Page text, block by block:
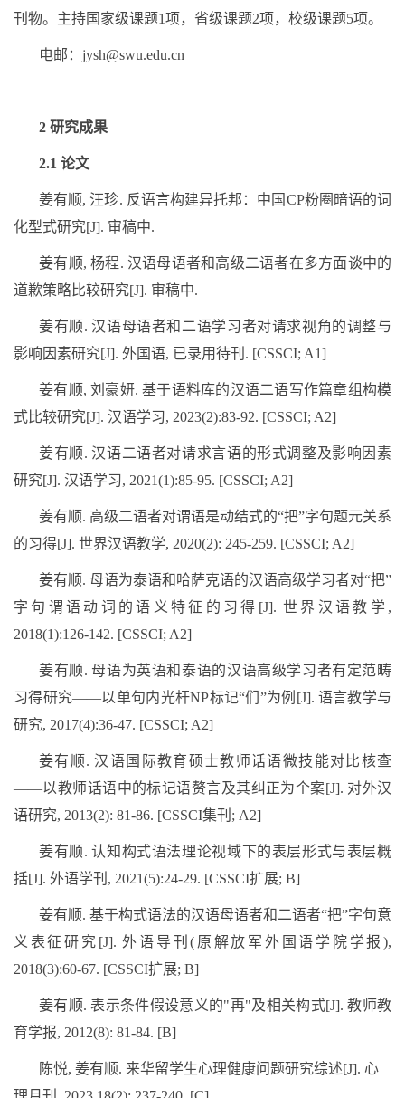
刊物。主持国家级课题1项，省级课题2项，校级课题5项。
电邮： jysh@swu.edu.cn
2 研究成果
2.1 论文
姜有顺, 汪珍. 反语言构建异托邦：中国 CP粉圈暗语的词
化型式研究[J]. 审稿中.
姜有顺, 杨程. 汉语母语者和高级二语者在多方面谈中的
道歉策略比较研究[J]. 审稿中.
姜有顺. 汉语母语者和二语学习者对请求视角的调整与
影响因素研究[J]. 外国语, 已录用待刊 . [CSSCI; A1]
姜有顺, 刘豪妍. 基于语料库的汉语二语写作篇章组构模
式比较研究[J]. 汉语学习, 2023(2):83-92. [CSSCI; A2]
姜有顺. 汉语二语者对请求言语的形式调整及影响因素
研究[J]. 汉语学习, 2021(1):85-95. [CSSCI; A2]
姜有顺. 高级二语者对谓语是动结式的“把”字句题元关系
的习得[J]. 世界汉语教学, 2020(2): 245-259. [CSSCI; A2]
姜有顺. 母语为泰语和哈萨克语的汉语高级学习者对“把”
字句谓语动词的语义特征的习得 [J].世界汉语教学 ,
2018(1):126-142. [CSSCI; A2]
姜有顺. 母语为英语和泰语的汉语高级学习者有定范畴
习得研究——以单句内光杆NP标记“们”为例 [J]. 语言教学与
研究, 2017(4):36-47. [CSSCI; A2]
姜有顺. 汉语国际教育硕士教师话语微技能对比核查
——以教师话语中的标记语赘言及其纠正为个案[J]. 对外汉
语研究, 2013(2): 81-86. [CSSCI集刊 ; A2]
姜有顺.认知构式语法理论视域下的表层形式与表层概
括[J]. 外语学刊 , 2021(5):24-29. [CSSCI扩展; B]
姜有顺. 基于构式语法的汉语母语者和二语者“把”字句意
义表征研究 [J].外语导刊( 原解放军外国语学院学报),
2018(3):60-67. [CSSCI扩展; B]
姜有顺.表示条件假设意义的"再"及相关构式[J].教师教
育学报, 2012(8): 81-84. [B]
陈悦, 姜有顺. 来华留学生心理健康问题研究综述[J]. 心